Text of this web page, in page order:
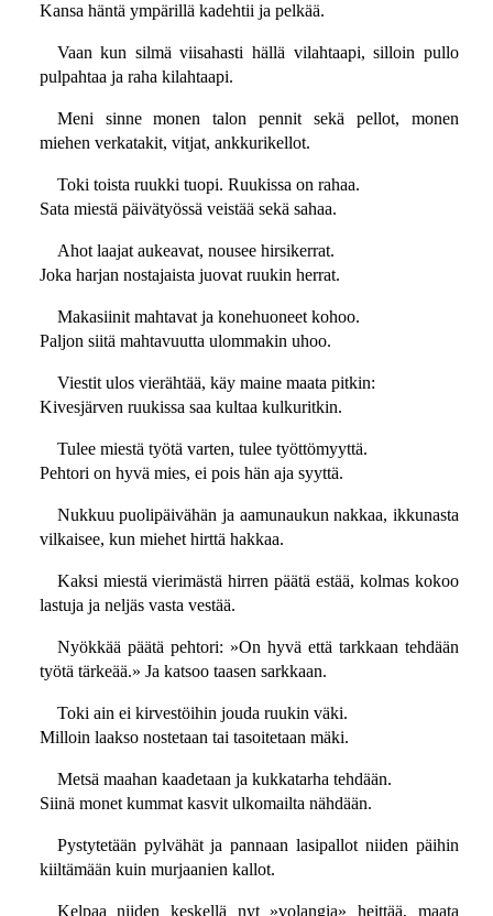
Kansa häntä ympärillä kadehtii ja pelkää.
Vaan kun silmä viisahasti hällä vilahtaapi, silloin pullo
pulpahtaa ja raha kilahtaapi.
Meni sinne monen talon pennit sekä pellot, monen
miehen verkatakit, vitjat, ankkurikellot.
Toki toista ruukki tuopi. Ruukissa on rahaa.
Sata miestä päivätyössä veistää sekä sahaa.
Ahot laajat aukeavat, nousee hirsikerrat.
Joka harjan nostajaista juovat ruukin herrat.
Makasiinit mahtavat ja konehuoneet kohoo.
Paljon siitä mahtavuutta ulommakin uhoo.
Viestit ulos vierähtää, käy maine maata pitkin:
Kivesjärven ruukissa saa kultaa kulkuritkin.
Tulee miestä työtä varten, tulee työttömyyttä.
Pehtori on hyvä mies, ei pois hän aja syyttä.
Nukkuu puolipäivähän ja aamunaukun nakkaa, ikkunasta
vilkaisee, kun miehet hirttä hakkaa.
Kaksi miestä vierimästä hirren päätä estää, kolmas kokoo
lastuja ja neljäs vasta vestää.
Nyökkää päätä pehtori: »On hyvä että tarkkaan tehdään
työtä tärkeää.» Ja katsoo taasen sarkkaan.
Toki ain ei kirvestöihin jouda ruukin väki.
Milloin laakso nostetaan tai tasoitetaan mäki.
Metsä maahan kaadetaan ja kukkatarha tehdään.
Siinä monet kummat kasvit ulkomailta nähdään.
Pystytetään pylvähät ja pannaan lasipallot niiden päihin
kiiltämään kuin murjaanien kallot.
Kelpaa niiden keskellä nyt »volangia» heittää, maata